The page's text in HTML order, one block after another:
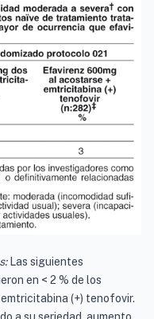
Las siguientes
en < 2 % de los
(+) tenofovir.